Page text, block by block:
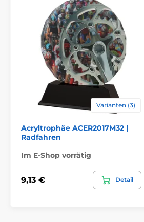
Varianten (3)
Acryltrophäe ACER2017M32 |
Radfahren
Im E-Shop vorrätig
9,13 € Detail